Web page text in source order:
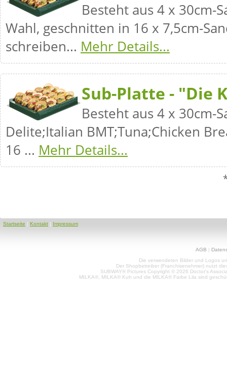
Besteht aus 4 x 30cm-
Wahl, geschnitten in 16 x 7,5cm-
schreiben... Mehr Details...
Sub-Platte - "Die
Besteht aus 4 x 30cm-
Delite;Italian BMT;Tuna;Chicken
16 ... Mehr Details...
Startseite | Kontakt | Impressum
AGB |
Die verwendeten Bilder und Logos
Der Shopbetreiber (Franchisenehmer) nutzt
SUBWAY® Pictures Copyright © 2026 Doctor's
MILKA®, MILKA® Kuh und die MILKA® Farbe Lila sind